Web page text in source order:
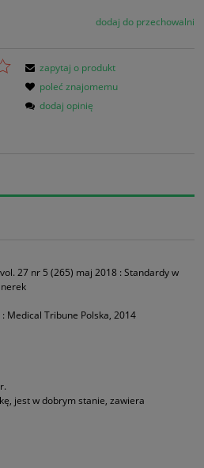
dodaj do przechowalni
zapytaj o produkt
poleć znajomemu
dodaj opinię
27 nr 5 (265) maj 2018 : Standardy w
Medical Tribune Polska, 2014
jest w dobrym stanie, zawiera